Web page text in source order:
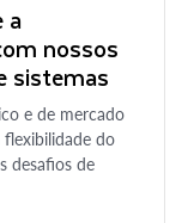
a
nossos
sistemas
e de mercado
flexibilidade do
desafios de